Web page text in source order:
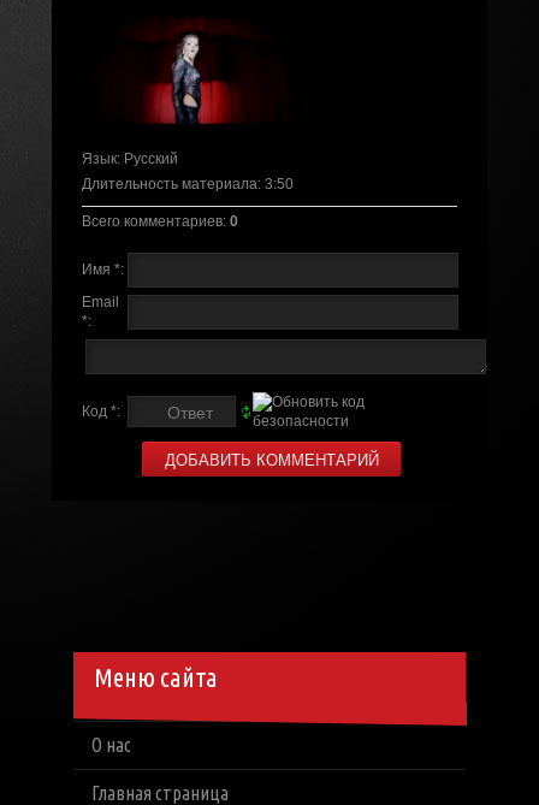
Язык: Русский
Длительность материала: 3:50
Всего комментариев: 0
Имя *:
Email
*:
Код *:
Меню сайта
О нас
Главная страница